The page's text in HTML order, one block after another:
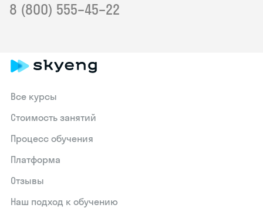
8 (800) 555–45–22
Все курсы
Стоимость занятий
Процесс обучения
Платформа
Отзывы
Наш подход к обучению